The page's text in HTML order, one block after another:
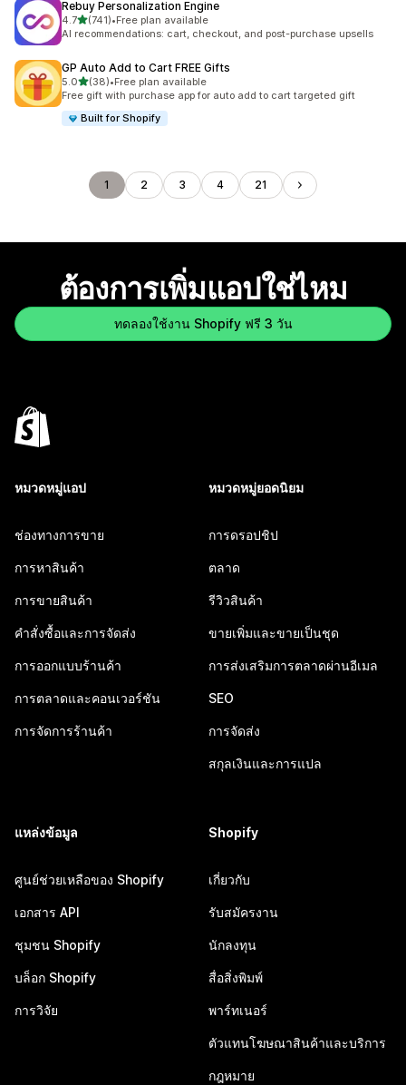
Rebuy Personalization Engine
4.7เต็ม 5 ดาว
(741)
ทั้งหมด 741 รีวิว
•Free plan available
AI recommendations: cart, checkout, and post-purchase upsells
GP Auto Add to Cart FREE Gifts
5.0เต็ม 5 ดาว
(38)
ทั้งหมด 38 รีวิว
•Free plan available
Free gift with purchase app for auto add to cart targeted gift
Built for Shopify
1 2 3 4 21
ต้องการเพิ่มแอปใช่ไหม
ทดลองใช้งาน Shopify ฟรี 3 วัน
หมวดหมู่แอป
ช่องทางการขาย
การหาสินค้า
การขายสินค้า
คำสั่งซื้อและการจัดส่ง
การออกแบบร้านค้า
การตลาดและคอนเวอร์ชัน
การจัดการร้านค้า
หมวดหมู่ยอดนิยม
การดรอปชิป
ตลาด
รีวิวสินค้า
ขายเพิ่มและขายเป็นชุด
การส่งเสริมการตลาดผ่านอีเมล
SEO
การจัดส่ง
สกุลเงินและการแปล
แหล่งข้อมูล
ศูนย์ช่วยเหลือของ Shopify
เอกสาร API
ชุมชน Shopify
บล็อก Shopify
การวิจัย
Shopify
เกี่ยวกับ
รับสมัครงาน
นักลงทุน
สื่อสิ่งพิมพ์
พาร์ทเนอร์
ตัวแทนโฆษณาสินค้าและบริการ
กฎหมาย